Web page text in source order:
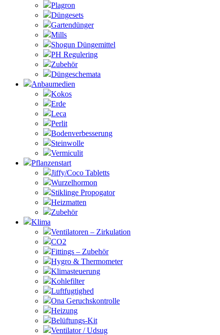
Plagron
Düngesets
Gartendünger
Mills
Shogun Düngemittel
PH Regulering
Zubehör
Düngeschemata
Anbaumedien
Kokos
Erde
Leca
Perlit
Bodenverbesserung
Steinwolle
Vermiculit
Pflanzenstart
Jiffy/Coco Tabletts
Wurzelhormon
Stiklinge Propogator
Heizmatten
Zubehör
Klima
Ventilatoren – Zirkulation
CO2
Fittings – Zubehör
Hygro & Thermometer
Klimasteuerung
Kohlefilter
Luftfugtighed
Ona Geruchskontrolle
Heizung
Belüftungs-Kit
Ventilator / Udsug